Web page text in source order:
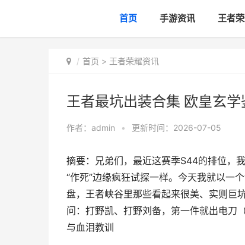
首页 手游资讯 王者
首页 > 王者荣耀资讯
王者最坑出装合集 欧皇玄学
作者： admin • 更新时间：2026-07-05
摘要：兄弟们，最近这赛季S44的排位，
“作死”边缘疯狂试探一样。今天我就以一
盘，王者峡谷里那些看起来很美、实则巨
问：打野凯、打野刘备，第一件就出电刀
与血泪教训